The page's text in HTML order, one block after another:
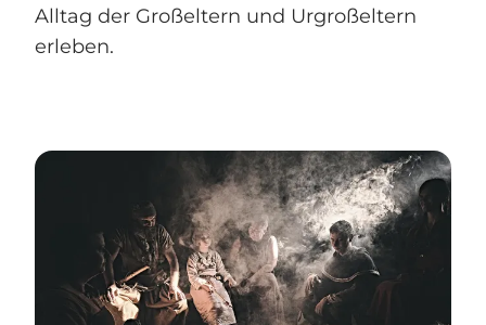
Alltag der Großeltern und Urgroßeltern
erleben.